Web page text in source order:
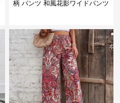
柄 パンツ 和風花影ワイドパンツ